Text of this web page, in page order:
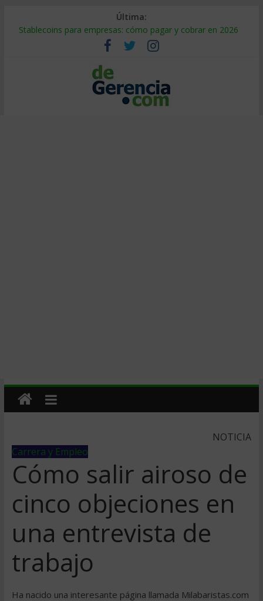
Última:
Stablecoins para empresas: cómo pagar y cobrar en 2026
Despido silencioso: qué es y por qué sale tan caro
IA en selección de personal: cómo auditarla a tiempo
Trabajo forzoso en la cadena de suministro: qué hacer
Mercado hispano de EE. UU.: cómo segmentarlo y venderle
NOTICIA
Carrera y Empleo
Cómo salir airoso de
cinco objeciones en
una entrevista de
trabajo
Ha nacido una interesante página llamada Milabaristas.com